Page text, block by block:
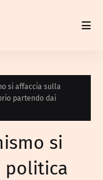
si affaccia sulla
partendo dai
si
politica